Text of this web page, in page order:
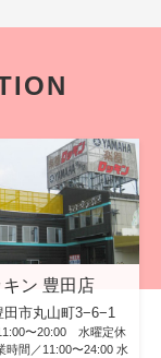
キン 豊田店
田市丸山町3−6−1
〜20:00 水曜定休
時間／11:00〜24:00 水